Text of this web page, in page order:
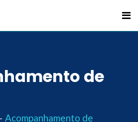
de
Acompanhamento de